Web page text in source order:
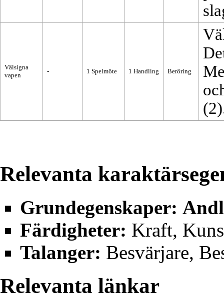
Välsigna
vapen
- 1 Spelmöte 1 Handling Beröring
(2)
Relevanta
Grundegenskaper:
Färdigheter: Kraft,
Talanger: Besvärjare,
Relevanta länkar